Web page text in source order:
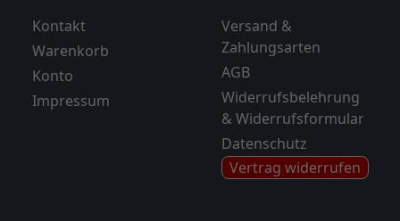
Kontakt
Warenkorb
Konto
Impressum
Versand &
Zahlungsarten
AGB
Widerrufsbelehrung
& Widerrufsformular
Datenschutz
Vertrag widerrufen